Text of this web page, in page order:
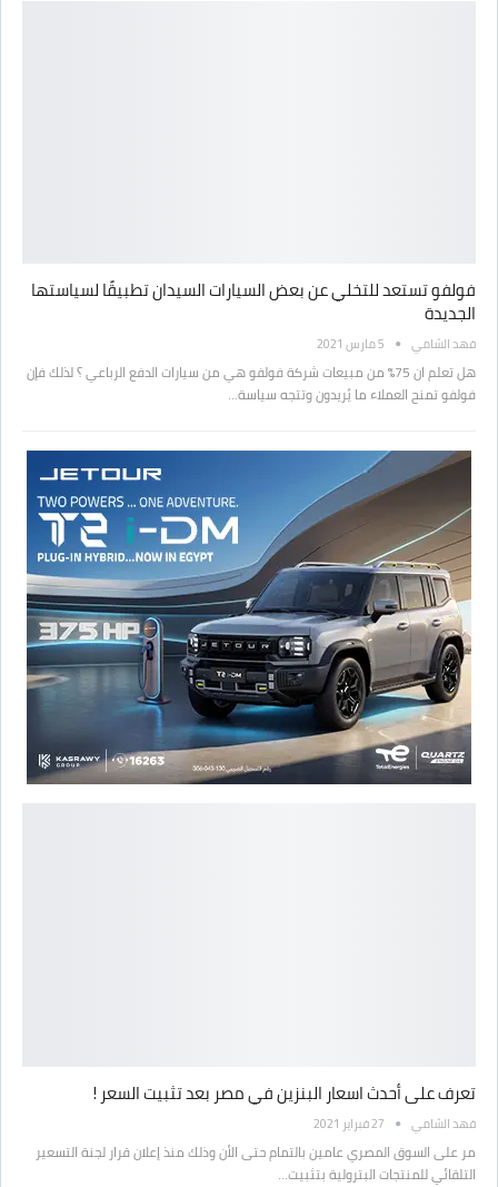
فولفو تستعد للتخلي عن بعض السيارات السيدان تطبيقًا لسياستها
الجديدة
فهد الشامي 5 مارس 2021
هل تعلم ان 75% من مبيعات شركة فولفو هي من سيارات الدفع الرباعي ؟ لذلك فإن
فولفو تمنح العملاء ما يُريدون وتتجه سياسة…
تعرف على أحدث اسعار البنزين في مصر بعد تثبيت السعر !
فهد الشامي 27 فبراير 2021
مر على السوق المصري عامين بالتمام حتى الأن وذلك منذ إعلان قرار لجنة التسعير
التلقائي للمنتجات البترولية بتثبيت…